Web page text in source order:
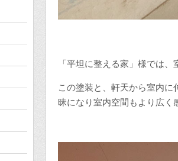
「平坦に整える家」様では、
この塗装と、軒天から室内
昧になり室内空間もより広く